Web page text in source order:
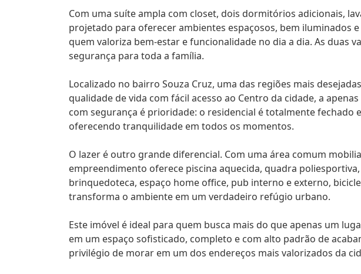
Com uma suíte ampla com closet, dois dormitórios adicionais,
projetado para oferecer ambientes espaçosos, bem iluminados
quem valoriza bem-estar e funcionalidade no dia a dia. As duas
segurança para toda a família.
Localizado no bairro Souza Cruz, uma das regiões mais
qualidade de vida com fácil acesso ao Centro da cidade, a
com segurança é prioridade: o residencial é totalmente fechado
oferecendo tranquilidade em todos os momentos.
O lazer é outro grande diferencial. Com uma área comum
empreendimento oferece piscina aquecida, quadra
brinquedoteca, espaço home office, pub interno e externo,
transforma o ambiente em um verdadeiro refúgio urbano.
Este imóvel é ideal para quem busca mais do que apenas um
em um espaço sofisticado, completo e com alto padrão de
privilégio de morar em um dos endereços mais valorizados da